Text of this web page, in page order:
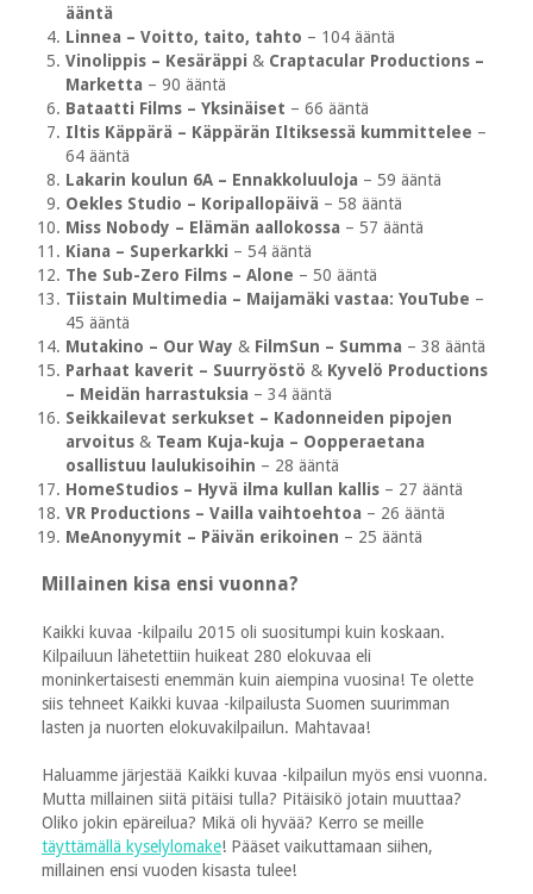
ääntä
Linnea – Voitto, taito, tahto – 104 ääntä
Vinolippis – Kesäräppi & Craptacular Productions –
Marketta – 90 ääntä
Bataatti Films – Yksinäiset – 66 ääntä
Iltis Käppärä – Käppärän Iltiksessä kummittelee –
64 ääntä
Lakarin koulun 6A – Ennakkoluuloja – 59 ääntä
Oekles Studio – Koripallopäivä – 58 ääntä
Miss Nobody – Elämän aallokossa – 57 ääntä
Kiana – Superkarkki – 54 ääntä
The Sub-Zero Films – Alone – 50 ääntä
Tiistain Multimedia – Maijamäki vastaa: YouTube –
45 ääntä
Mutakino – Our Way & FilmSun – Summa – 38 ääntä
Parhaat kaverit – Suurryöstö & Kyvelö Productions
– Meidän harrastuksia – 34 ääntä
Seikkailevat serkukset – Kadonneiden pipojen
arvoitus & Team Kuja-kuja – Oopperaetana
osallistuu laulukisoihin – 28 ääntä
HomeStudios – Hyvä ilma kullan kallis – 27 ääntä
VR Productions – Vailla vaihtoehtoa – 26 ääntä
MeAnonyymit – Päivän erikoinen – 25 ääntä
Millainen kisa ensi vuonna?
Kaikki kuvaa -kilpailu 2015 oli suositumpi kuin koskaan.
Kilpailuun lähetettiin huikeat 280 elokuvaa eli
moninkertaisesti enemmän kuin aiempina vuosina! Te olette
siis tehneet Kaikki kuvaa -kilpailusta Suomen suurimman
lasten ja nuorten elokuvakilpailun. Mahtavaa!
Haluamme järjestää Kaikki kuvaa -kilpailun myös ensi vuonna.
Mutta millainen siitä pitäisi tulla? Pitäisikö jotain muuttaa?
Oliko jokin epäreilua? Mikä oli hyvää? Kerro se meille
täyttämällä kyselylomake! Pääset vaikuttamaan siihen,
millainen ensi vuoden kisasta tulee!